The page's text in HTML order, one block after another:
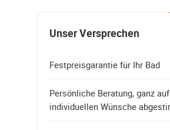
Unser Versprechen
Festpreisgarantie für Ihr Bad
Persönliche Beratung, ganz
individuellen Wünsche